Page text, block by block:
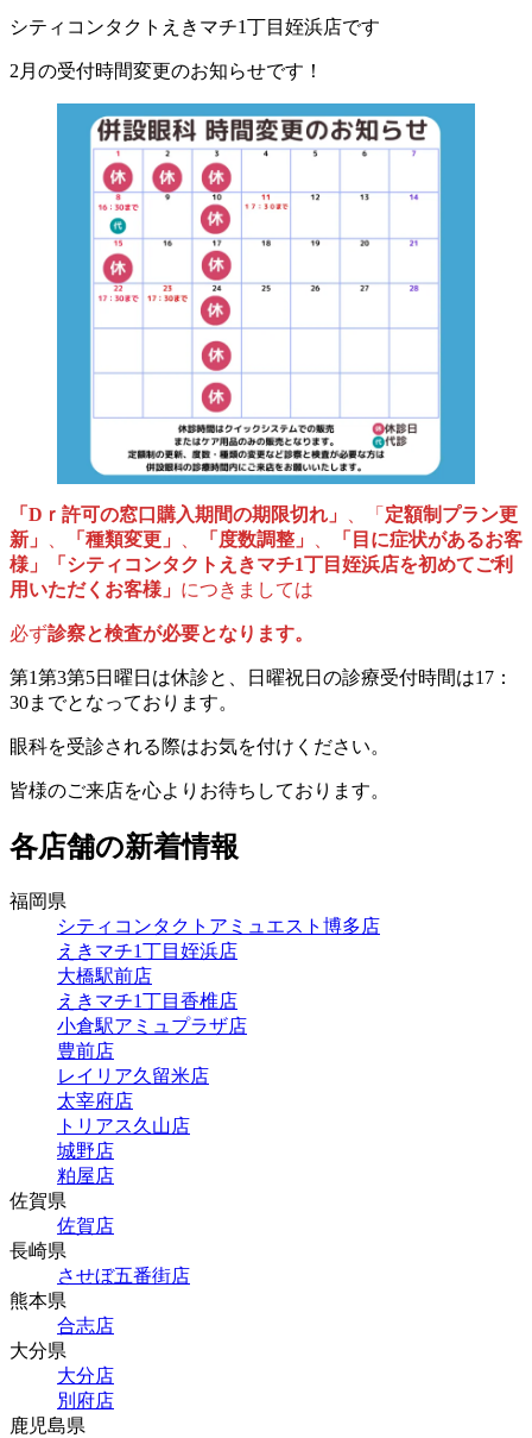
シティコンタクトえきマチ1丁目姪浜店です
2月の受付時間変更のお知らせです！
「Dｒ許可の窓口購入期間の期限切れ」 、「 定額制プラン更
新」
「種類変更」 「度数調整」
「目に症状があるお客
様」「シティコンタクトえきマチ1丁目姪浜店を初めてご利
用いただくお客様」 につきましては
必ず診察と検査が必要となります。
第1第3第5日曜日は休診と、日曜祝日の診療受付時間は17：
30までとなっております。
眼科を受診される際はお気を付けください。
皆様のご来店を心よりお待ちしております。
各店舗の新着情報
福岡県
シティコンタクトアミュエスト博多店
えきマチ1丁目姪浜店
大橋駅前店
えきマチ1丁目香椎店
小倉駅アミュプラザ店
豊前店
レイリア久留米店
太宰府店
トリアス久山店
城野店
粕屋店
佐賀県
佐賀店
長崎県
させぼ五番街店
熊本県
合志店
大分県
大分店
別府店
鹿児島県